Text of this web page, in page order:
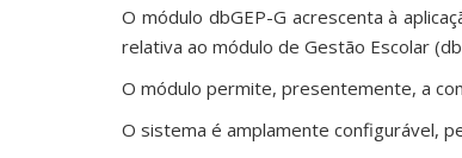
O módulo dbGEP-G acrescenta à
relativa ao módulo de Gestão Escolar
O módulo permite, presentemente, a
O sistema é amplamente configurável,